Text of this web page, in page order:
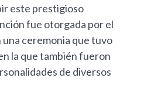
este prestigioso
fue otorgada por el
ceremonia que tuvo
la que también fueron
de diversos